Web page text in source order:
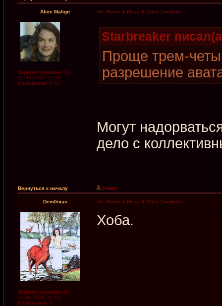
Alice Malign Re: Flame & Flood & Other Comforts
Зарегистрирован: Ср
20.09.2006, 07:38
Сообщения: 6781
Starbreaker
Проще трем-
разрешение
Могут
дело с
Вернуться к началу
Dem0niac Re: Flame & Flood & Other Comforts
Зарегистрирован: Вс
03.06.2018, 01:04
Сообщения: 9
Хоба.